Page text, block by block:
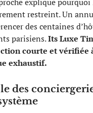
restreint. Un
des centaines
parisiens.Its Luxe
courte et vérifiée
exhaustif.
des